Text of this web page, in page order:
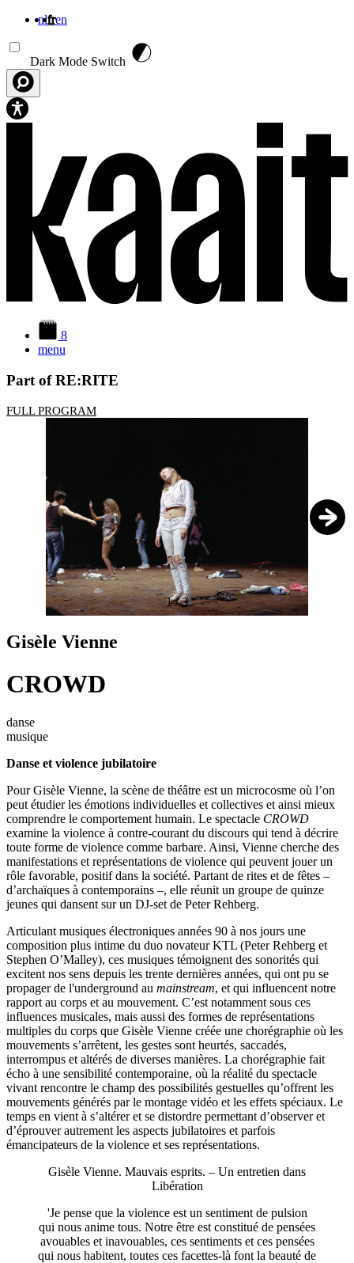
nlfren
Dark Mode Switch
8
menu
Part of RE:RITE
FULL PROGRAM
1/3
Gisèle Vienne
CROWD
danse
musique
Danse et violence jubilatoire
Pour Gisèle Vienne, la scène de théâtre est un microcosme où l’on
peut étudier les émotions individuelles et collectives et ainsi mieux
comprendre le comportement humain. Le spectacle CROWD
examine la violence à contre-courant du discours qui tend à décrire
toute forme de violence comme barbare. Ainsi, Vienne cherche des
manifestations et représentations de violence qui peuvent jouer un
rôle favorable, positif dans la société. Partant de rites et de fêtes –
d’archaïques à contemporains –, elle réunit un groupe de quinze
jeunes qui dansent sur un DJ-set de Peter Rehberg.
Articulant musiques électroniques années 90 à nos jours une
composition plus intime du duo novateur KTL (Peter Rehberg et
Stephen O’Malley), ces musiques témoignent des sonorités qui
excitent nos sens depuis les trente dernières années, qui ont pu se
propager de l'underground au mainstream, et qui influencent notre
rapport au corps et au mouvement. C’est notamment sous ces
influences musicales, mais aussi des formes de représentations
multiples du corps que Gisèle Vienne créée une chorégraphie où les
mouvements s’arrêtent, les gestes sont heurtés, saccadés,
interrompus et altérés de diverses manières. La chorégraphie fait
écho à une sensibilité contemporaine, où la réalité du spectacle
vivant rencontre le champ des possibilités gestuelles qu’offrent les
mouvements générés par le montage vidéo et les effets spéciaux. Le
temps en vient à s’altérer et se distordre permettant d’observer et
d’éprouver autrement les aspects jubilatoires et parfois
émancipateurs de la violence et ses représentations.
Gisèle Vienne. Mauvais esprits. – Un entretien dans
Libération
'Je pense que la violence est un sentiment de pulsion
qui nous anime tous. Notre être est constitué de pensées
avouables et inavouables, ces sentiments et ces pensées
qui nous habitent, toutes ces facettes-là font la beauté de